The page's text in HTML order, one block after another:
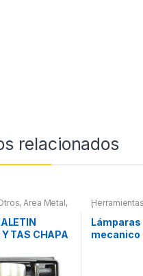
relacionados
, Area Metal,
Herramientas,
TAS CHAPA
| Linternas
Lámparas
mecanico